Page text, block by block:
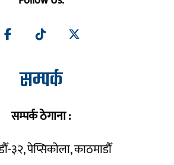
सम्पर्क
सम्पर्क ठेगाना :
३२, पेप्सिकोला, काठमाडौँ